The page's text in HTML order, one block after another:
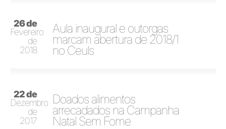
26 de
Fevereiro
de
2018
Aula inaugural e outorgas
marcam abertura de 2018/1
no Ceuls
22 de
Dezembro
de
2017
Doados alimentos
arrecadados na Campanha
Natal Sem Fome